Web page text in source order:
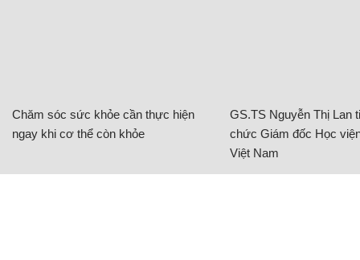
Chăm sóc sức khỏe cần thực hiện
ngay khi cơ thể còn khỏe
GS.TS Nguyễn Thị Lan
chức Giám đốc Học
Việt Nam